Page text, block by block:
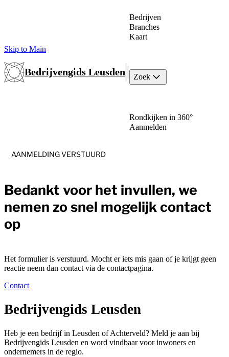
Skip to Main
Bedrijvengids Leusden
Bedrijven
Branches
Kaart
Zoek
Rondkijken in 360°
Aanmelden
AANMELDING VERSTUURD
Bedankt voor het invullen, we
nemen zo snel mogelijk contact
op
Het formulier is verstuurd. Mocht er iets mis gaan of je krijgt geen
reactie neem dan contact via de contactpagina.
Contact
Bedrijvengids Leusden
Heb je een bedrijf in Leusden of Achterveld? Meld je aan bij
Bedrijvengids Leusden en word vindbaar voor inwoners en
ondernemers in de regio.